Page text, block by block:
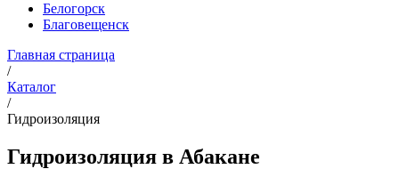
Белогорск
Благовещенск
Главная страница
/
Каталог
/
Гидроизоляция
Гидроизоляция в Абакане